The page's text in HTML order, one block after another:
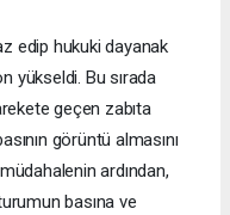
edip hukuki dayanak
yükseldi. Bu sırada
geçen zabıta
görüntü almasını
ardından,
basına ve